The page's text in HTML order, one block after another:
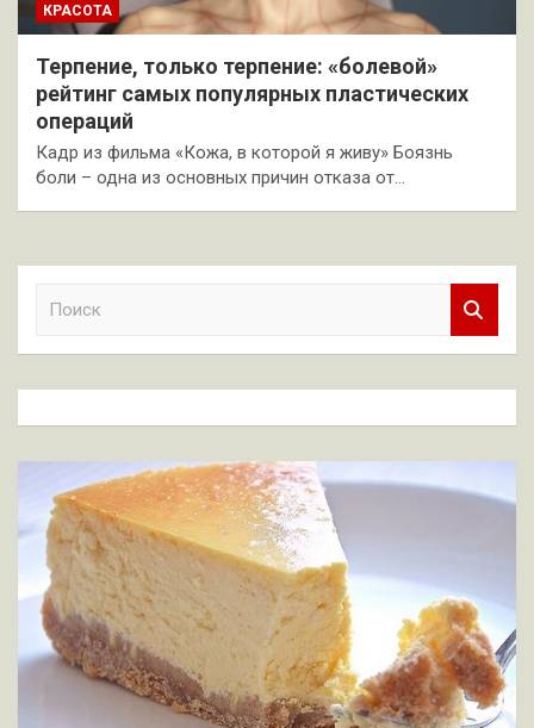
КРАСОТА
Терпение, только терпение: «болевой»
рейтинг самых популярных пластических
операций
Кадр из фильма «Кожа, в которой я живу» Боязнь
боли – одна из основных причин отказа от…
к